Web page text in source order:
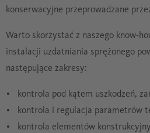
konserwacyjne przeprowadzane
Warto skorzystać z naszego know-
instalacji uzdatniania sprężonego
następujące zakresy:
kontrola pod kątem uszkodzeń,
kontrola i regulacja parametrów
kontrola elementów